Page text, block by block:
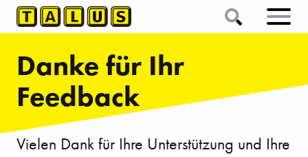
Danke für Ihr
Feedback
Vielen Dank für Ihre Unterstützung und Ihre